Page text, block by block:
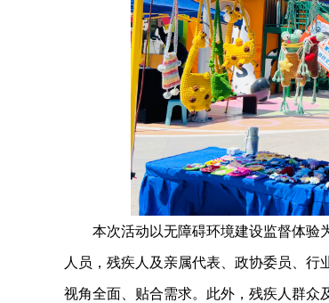
本次活动以无障碍环境建设监督体验
人员，残疾人及亲属代表、政协委员、
视角全面、贴合需求。此外，残疾人群众